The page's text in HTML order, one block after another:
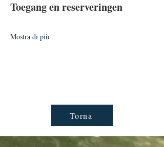
Toegang en reserveringen
Mostra di più
Torna